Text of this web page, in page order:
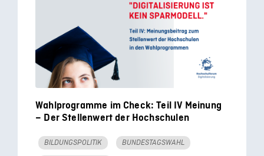
Wahlprogramme im Check: Teil IV Meinung
– Der Stellenwert der Hochschulen
BILDUNGSPOLITIK BUNDESTAGSWAHL